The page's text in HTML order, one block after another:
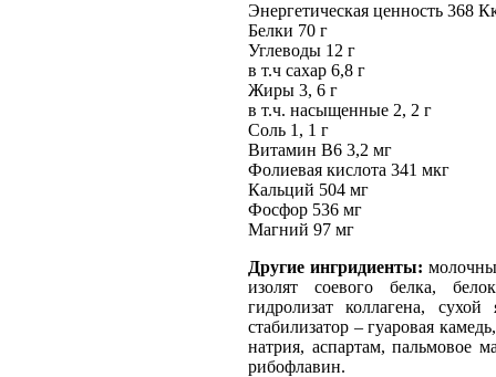
Энергетическая ценность 368
Белки 70 г
Углеводы 12 г
в т.ч сахар 6,8 г
Жиры 3, 6 г
в т.ч. насыщенные 2, 2 г
Соль 1, 1 г
Витамин В6 3,2 мг
Фолиевая кислота 341 мкг
Кальций 504 мг
Фосфор 536 мг
Магний 97 мг
Другие ингридиенты:
изолят соевого белка,
гидролизат коллагена, сухой
стабилизатор – гуаровая
натрия, аспартам, пальмовое
рибофлавин.